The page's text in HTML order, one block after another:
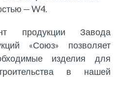
— W4.
продукции Завода
«Союз» позволяет
изделия для
в нашей